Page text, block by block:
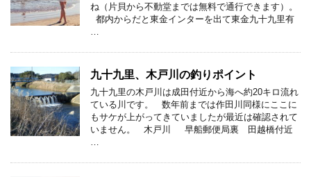
ね（片貝から不動堂までは無料で通行できます）。
都内からだと東金インターを出て東金九十九里有
九十九里、木戸川の釣りポイント
九十九里の木戸川は成田付近から海へ約20キロ流れ
ている川です。 数年前までは作田川同様にここに
もサケが上がってきていましたが最近は確認されて
いません。 木戸川 早船郵便局裏 田越橋付近